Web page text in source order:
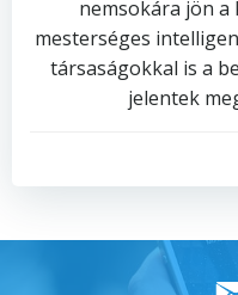
nemsokára jön a
mesterséges
társaságokkal is a
jelentek